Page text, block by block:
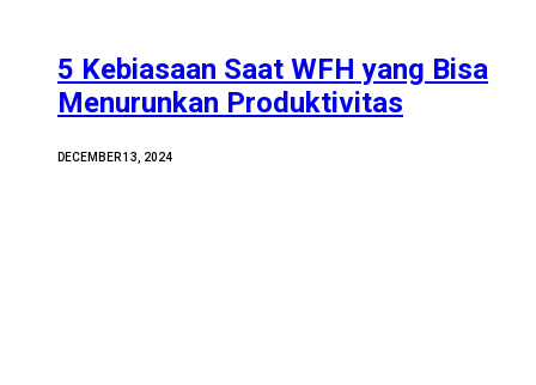
5 Kebiasaan Saat WFH yang Bisa
Menurunkan Produktivitas
DECEMBER 13, 2024